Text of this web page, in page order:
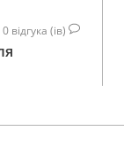
0 відгука (ів)